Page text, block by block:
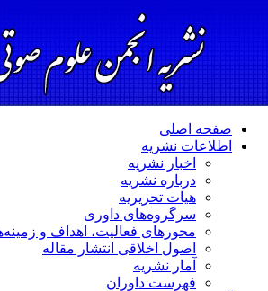
صفحه اصلی
اطلاعات نشریه
اخبار نشریه
درباره نشریه
هیات تحریریه
سرگروه‌های داوری
محورهای فعالیت، اهداف و زمینه‌ها
اصول اخلاقی انتشار مقاله
آمار نشریه
فهرست داوران